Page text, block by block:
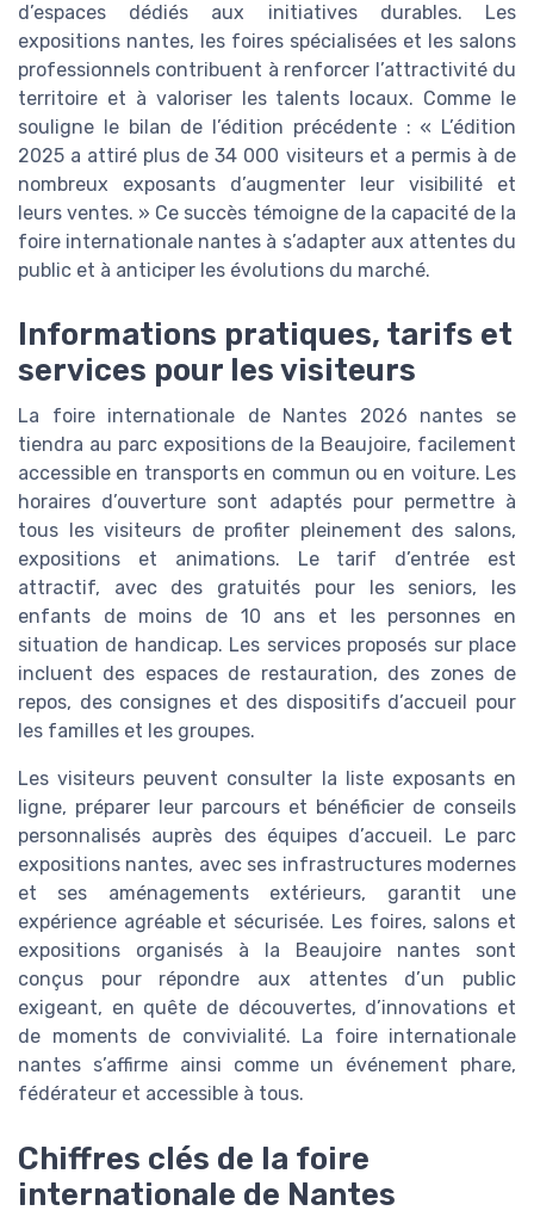
d’espaces dédiés aux initiatives durables. Les
expositions nantes, les foires spécialisées et les salons
professionnels contribuent à renforcer l’attractivité du
territoire et à valoriser les talents locaux. Comme le
souligne le bilan de l’édition précédente : « L’édition
2025 a attiré plus de 34 000 visiteurs et a permis à de
nombreux exposants d’augmenter leur visibilité et
leurs ventes. » Ce succès témoigne de la capacité de la
foire internationale nantes à s’adapter aux attentes du
public et à anticiper les évolutions du marché.
Informations pratiques, tarifs et
services pour les visiteurs
La foire internationale de Nantes 2026 nantes se
tiendra au parc expositions de la Beaujoire, facilement
accessible en transports en commun ou en voiture. Les
horaires d’ouverture sont adaptés pour permettre à
tous les visiteurs de profiter pleinement des salons,
expositions et animations. Le tarif d’entrée est
attractif, avec des gratuités pour les seniors, les
enfants de moins de 10 ans et les personnes en
situation de handicap. Les services proposés sur place
incluent des espaces de restauration, des zones de
repos, des consignes et des dispositifs d’accueil pour
les familles et les groupes.
Les visiteurs peuvent consulter la liste exposants en
ligne, préparer leur parcours et bénéficier de conseils
personnalisés auprès des équipes d’accueil. Le parc
expositions nantes, avec ses infrastructures modernes
et ses aménagements extérieurs, garantit une
expérience agréable et sécurisée. Les foires, salons et
expositions organisés à la Beaujoire nantes sont
conçus pour répondre aux attentes d’un public
exigeant, en quête de découvertes, d’innovations et
de moments de convivialité. La foire internationale
nantes s’affirme ainsi comme un événement phare,
fédérateur et accessible à tous.
Chiffres clés de la foire
internationale de Nantes